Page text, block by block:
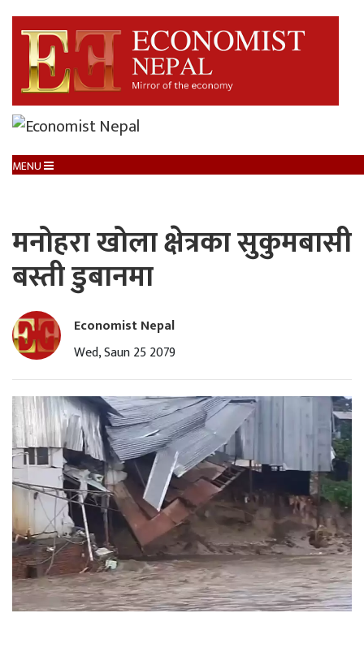
MENU
मनोहरा खोला क्षेत्रका सुकुमबासी
बस्ती डुबानमा
Economist Nepal
Wed, Saun 25 2079